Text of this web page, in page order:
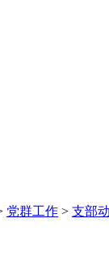
党群工作 > 支部